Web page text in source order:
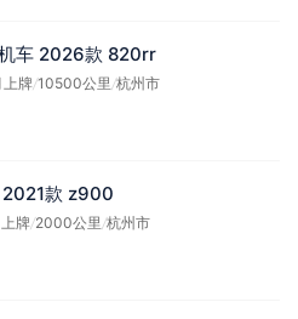
车 2026款 820rr
牌/10500公里/杭州市
2021款 z900
牌/2000公里 /杭州市